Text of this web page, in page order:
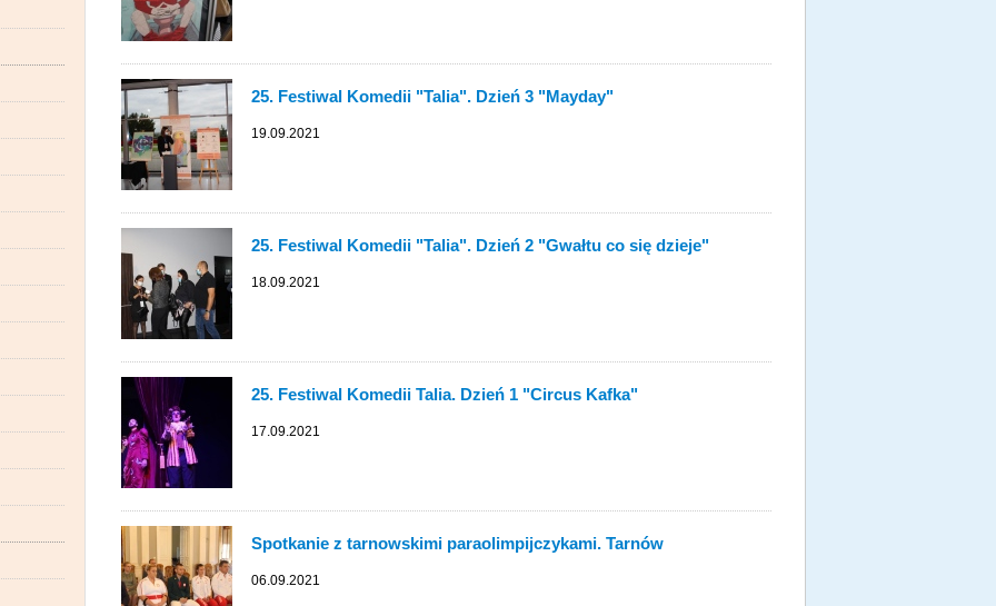
25. Festiwal Komedii "Talia". Dzień 3 "Mayday"
19.09.2021
25. Festiwal Komedii "Talia". Dzień 2 "Gwałtu co się dzieje"
18.09.2021
25. Festiwal Komedii Talia. Dzień 1 "Circus Kafka"
17.09.2021
Spotkanie z tarnowskimi paraolimpijczykami. Tarnów
06.09.2021